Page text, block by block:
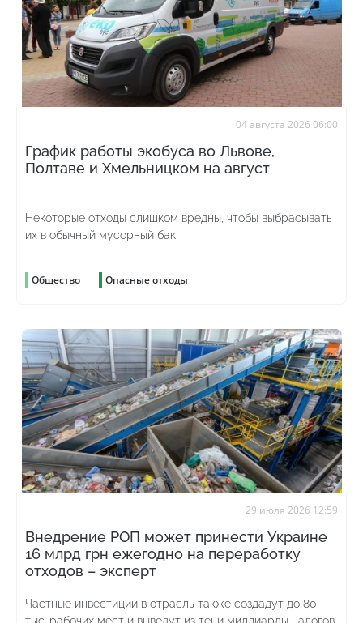
04 августа 2026 06:00
График работы экобуса во Львове,
Полтаве и Хмельницком на август
Некоторые отходы слишком вредны, чтобы выбрасывать
их в обычный мусорный бак
Общество Опасные отходы
29 июля 2026 12:59
Внедрение РОП может принести Украине
16 млрд грн ежегодно на переработку
отходов – эксперт
Частные инвестиции в отрасль также создадут до 80
тыс. рабочих мест и выведут из тени миллиарды налогов